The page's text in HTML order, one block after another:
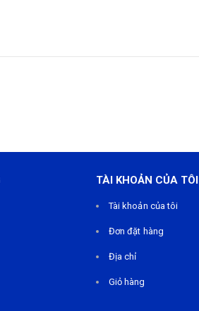
TÀI KHOẢN CỦA TÔI
Tài khoản của tôi
Đơn đặt hàng
Địa chỉ
Giỏ hàng